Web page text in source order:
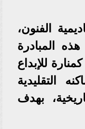
الفنون،
المبادرة
للإبداع
التقليدية
بهدف